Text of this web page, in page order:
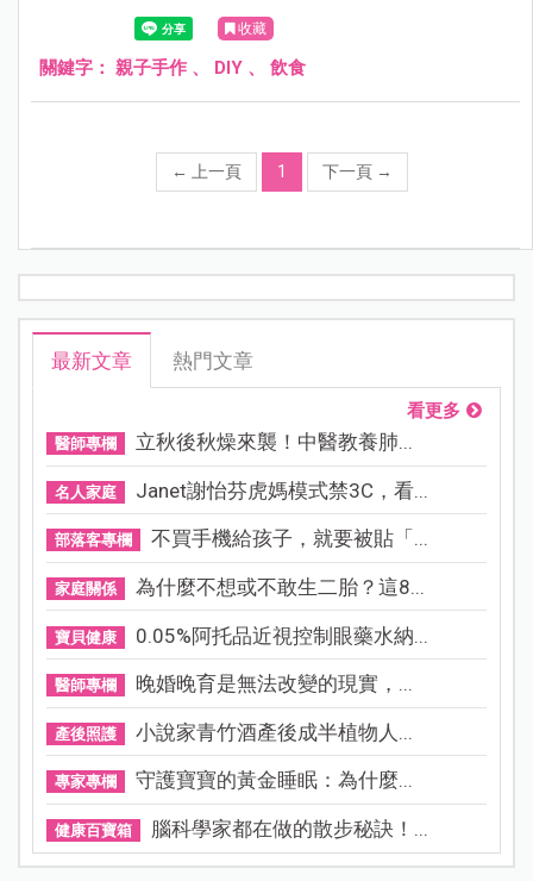
收藏
關鍵字： 親子手作 、 DIY 、 飲食
← 上一頁 1 下一頁 →
最新文章 熱門文章
看更多
醫師專欄 立秋後秋燥來襲！中醫教養肺...
名人家庭 Janet謝怡芬虎媽模式禁3C，看...
部落客專欄 不買手機給孩子，就要被貼「...
家庭關係 為什麼不想或不敢生二胎？這8...
寶貝健康 0.05%阿托品近視控制眼藥水納...
醫師專欄 晚婚晚育是無法改變的現實，...
產後照護 小說家青竹酒產後成半植物人...
專家專欄 守護寶寶的黃金睡眠：為什麼...
健康百寶箱 腦科學家都在做的散步秘訣！...